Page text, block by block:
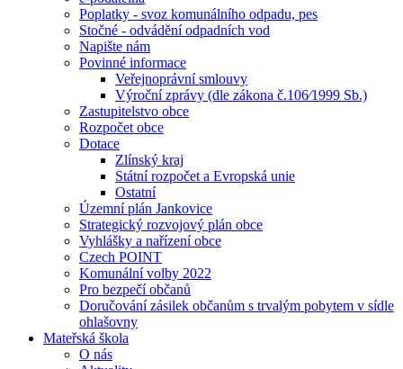
Poplatky - svoz komunálního odpadu, pes
Stočné - odvádění odpadních vod
Napište nám
Povinné informace
Veřejnoprávní smlouvy
Výroční zprávy (dle zákona č.106⁄1999 Sb.)
Zastupitelstvo obce
Rozpočet obce
Dotace
Zlínský kraj
Státní rozpočet a Evropská unie
Ostatní
Územní plán Jankovice
Strategický rozvojový plán obce
Vyhlášky a nařízení obce
Czech POINT
Komunální volby 2022
Pro bezpečí občanů
Doručování zásilek občanům s trvalým pobytem v sídle
ohlašovny
Mateřská škola
O nás